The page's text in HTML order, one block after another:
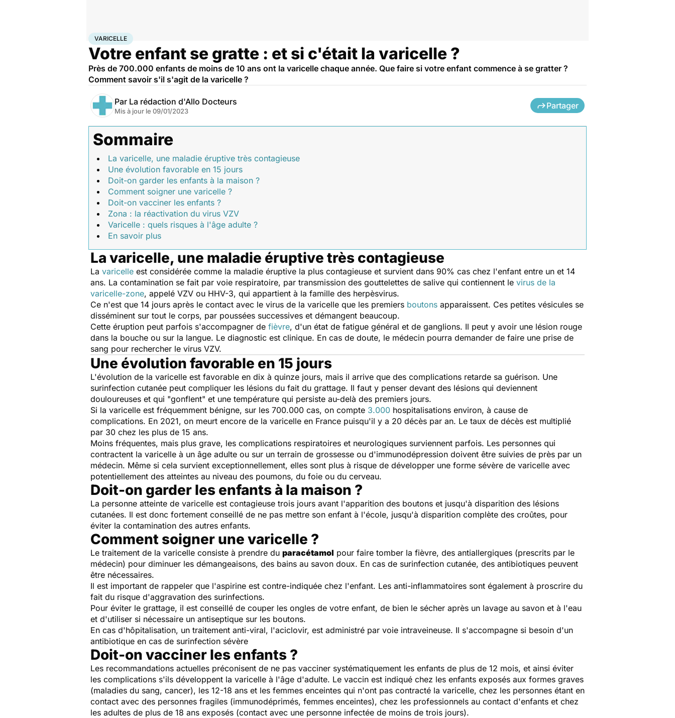
AccueilFamille Enfant
VARICELLE
Votre enfant se gratte : et si c'était la varicelle ?
Près de 700.000 enfants de moins de 10 ans ont la varicelle chaque année. Que faire si votre enfant commence à se gratter ?
Comment savoir s'il s'agit de la varicelle ?
Par La rédaction d'Allo Docteurs
Mis à jour le 09/01/2023
Partager
Sommaire
La varicelle, une maladie éruptive très contagieuse
Une évolution favorable en 15 jours
Doit-on garder les enfants à la maison ?
Comment soigner une varicelle ?
Doit-on vacciner les enfants ?
Zona : la réactivation du virus VZV
Varicelle : quels risques à l'âge adulte ?
En savoir plus
La varicelle, une maladie éruptive très contagieuse
La varicelle est considérée comme la maladie éruptive la plus contagieuse et survient dans 90% cas chez l'enfant entre un et 14
ans. La contamination se fait par voie respiratoire, par transmission des gouttelettes de salive qui contiennent le virus de la
varicelle-zone, appelé VZV ou HHV-3, qui appartient à la famille des herpèsvirus.
Ce n'est que 14 jours après le contact avec le virus de la varicelle que les premiers boutons apparaissent. Ces petites vésicules se
disséminent sur tout le corps, par poussées successives et démangent beaucoup.
Cette éruption peut parfois s'accompagner de fièvre, d'un état de fatigue général et de ganglions. Il peut y avoir une lésion rouge
dans la bouche ou sur la langue. Le diagnostic est clinique. En cas de doute, le médecin pourra demander de faire une prise de
sang pour rechercher le virus VZV.
Une évolution favorable en 15 jours
L'évolution de la varicelle est favorable en dix à quinze jours, mais il arrive que des complications retarde sa guérison. Une
surinfection cutanée peut compliquer les lésions du fait du grattage. Il faut y penser devant des lésions qui deviennent
douloureuses et qui "gonflent" et une température qui persiste au-delà des premiers jours.
Si la varicelle est fréquemment bénigne, sur les 700.000 cas, on compte 3.000 hospitalisations environ, à cause de
complications. En 2021, on meurt encore de la varicelle en France puisqu'il y a 20 décès par an. Le taux de décès est multiplié
par 30 chez les plus de 15 ans.
Moins fréquentes, mais plus grave, les complications respiratoires et neurologiques surviennent parfois. Les personnes qui
contractent la varicelle à un âge adulte ou sur un terrain de grossesse ou d'immunodépression doivent être suivies de près par un
médecin. Même si cela survient exceptionnellement, elles sont plus à risque de développer une forme sévère de varicelle avec
potentiellement des atteintes au niveau des poumons, du foie ou du cerveau.
Doit-on garder les enfants à la maison ?
La personne atteinte de varicelle est contagieuse trois jours avant l'apparition des boutons et jusqu'à disparition des lésions
cutanées. Il est donc fortement conseillé de ne pas mettre son enfant à l'école, jusqu'à disparition complète des croûtes, pour
éviter la contamination des autres enfants.
Comment soigner une varicelle ?
Le traitement de la varicelle consiste à prendre du paracétamol pour faire tomber la fièvre, des antiallergiques (prescrits par le
médecin) pour diminuer les démangeaisons, des bains au savon doux. En cas de surinfection cutanée, des antibiotiques peuvent
être nécessaires.
Il est important de rappeler que l'aspirine est contre-indiquée chez l'enfant. Les anti-inflammatoires sont également à proscrire du
fait du risque d'aggravation des surinfections.
Pour éviter le grattage, il est conseillé de couper les ongles de votre enfant, de bien le sécher après un lavage au savon et à l'eau
et d'utiliser si nécessaire un antiseptique sur les boutons.
En cas d'hôpitalisation, un traitement anti-viral, l'aciclovir, est administré par voie intraveineuse. Il s'accompagne si besoin d'un
antibiotique en cas de surinfection sévère
Doit-on vacciner les enfants ?
Les recommandations actuelles préconisent de ne pas vacciner systématiquement les enfants de plus de 12 mois, et ainsi éviter
les complications s'ils développent la varicelle à l'âge d'adulte. Le vaccin est indiqué chez les enfants exposés aux formes graves
(maladies du sang, cancer), les 12-18 ans et les femmes enceintes qui n'ont pas contracté la varicelle, chez les personnes étant en
contact avec des personnes fragiles (immunodéprimés, femmes enceintes), chez les professionnels au contact d'enfants et chez
les adultes de plus de 18 ans exposés (contact avec une personne infectée de moins de trois jours).